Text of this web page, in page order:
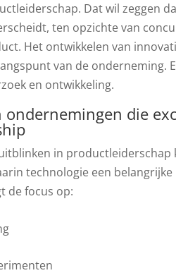
Dat wil zeggen
ten opzichte van
Het ontwikkelen van
van de onderneming.
en ontwikkeling.
ondernemingen die
in productleiderschap
technologie een belangrijke
de focus op: